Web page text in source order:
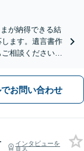
が納得できる結
ます。遺言書作
相談ください
でお問い合わせ
インタビューを